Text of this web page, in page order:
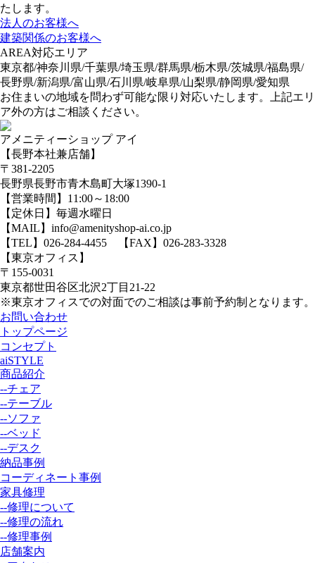
たします。
法人のお客様へ
建築関係のお客様へ
AREA対応エリア
東京都/神奈川県/千葉県/埼玉県/群馬県/栃木県/茨城県/福島県/
長野県/新潟県/富山県/石川県/岐阜県/山梨県/静岡県/愛知県
お住まいの地域を問わず可能な限り対応いたします。上記エリ
ア外の方はご相談ください。
アメニティーショップ アイ
【長野本社兼店舗】
〒381-2205
長野県長野市青木島町大塚1390-1
【営業時間】11:00～18:00
【定休日】毎週水曜日
【MAIL】info@amenityshop-ai.co.jp
【TEL】 026-284-4455 【FAX】026-283-3328
【東京オフィス】
〒155-0031
東京都世田谷区北沢2丁目21-22
※東京オフィスでの対面でのご相談は事前予約制となります。
お問い合わせ
トップページ
コンセプト
aiSTYLE
商品紹介
--チェア
--テーブル
--ソファ
--ベッド
--デスク
納品事例
コーディネート事例
家具修理
--修理について
--修理の流れ
--修理事例
店舗案内